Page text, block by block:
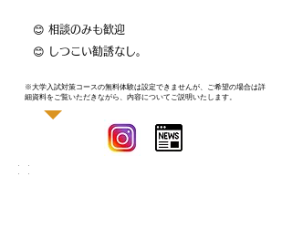
😊 相談のみも歓迎
😊 しつこい勧誘なし。
※大学入試対策コースの無料体験は設定できませんが、ご希望の場合は詳
細資料をご覧いただきながら、内容についてご説明いたします。